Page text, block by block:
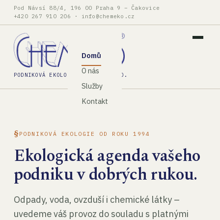
Pod Návsí 88/4, 196 00 Praha 9 – Čakovice
+420 267 910 206 · info@chemeko.cz
PODNIKOVÁ EKOLOGIE, SPOL. S R.O.
Domů
O nás
Služby
Kontakt
PODNIKOVÁ EKOLOGIE OD ROKU 1994
Ekologická agenda vašeho
podniku v dobrých rukou.
Odpady, voda, ovzduší i chemické látky –
uvedeme váš provoz do souladu s platnými